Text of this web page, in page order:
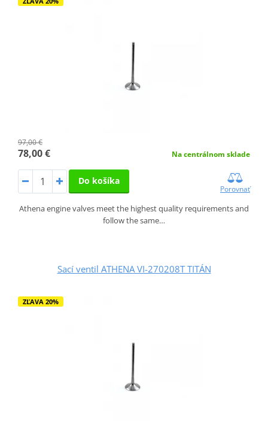
97,00 €
78,00 € Na centrálnom sklade
Do košíka
Porovnať
Athena engine valves meet the highest quality requirements and
follow the same…
Sací ventil ATHENA VI-270208T TITÁN
ZĽAVA 20%